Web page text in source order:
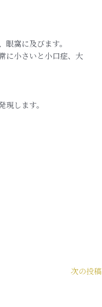
眼窩に及びます。
に小さいと小口症、大
現します。
次の投稿